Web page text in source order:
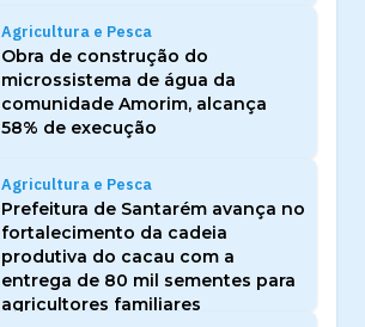
Agricultura e Pesca
Obra de construção do
microssistema de água da
comunidade Amorim, alcança
58% de execução
Agricultura e Pesca
Prefeitura de Santarém avança no
fortalecimento da cadeia
produtiva do cacau com a
entrega de 80 mil sementes para
agricultores familiares